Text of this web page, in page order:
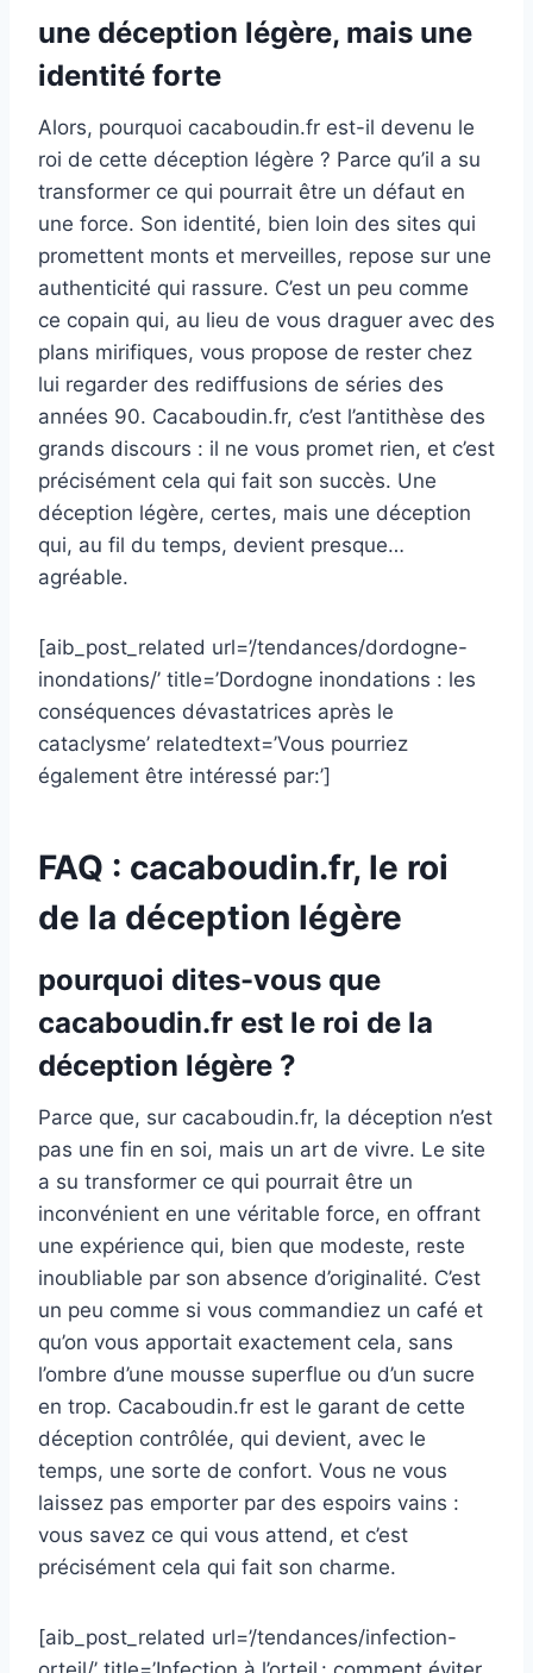
une déception légère, mais une
identité forte
Alors, pourquoi cacaboudin.fr est-il devenu le
roi de cette déception légère ? Parce qu’il a su
transformer ce qui pourrait être un défaut en
une force. Son identité, bien loin des sites qui
promettent monts et merveilles, repose sur une
authenticité qui rassure. C’est un peu comme
ce copain qui, au lieu de vous draguer avec des
plans mirifiques, vous propose de rester chez
lui regarder des rediffusions de séries des
années 90. Cacaboudin.fr, c’est l’antithèse des
grands discours : il ne vous promet rien, et c’est
précisément cela qui fait son succès. Une
déception légère, certes, mais une déception
qui, au fil du temps, devient presque…
agréable.
[aib_post_related url=’/tendances/dordogne-
inondations/’ title=’Dordogne inondations : les
conséquences dévastatrices après le
cataclysme’ relatedtext=’Vous pourriez
également être intéressé par:’]
FAQ : cacaboudin.fr, le roi
de la déception légère
pourquoi dites-vous que
cacaboudin.fr est le roi de la
déception légère ?
Parce que, sur cacaboudin.fr, la déception n’est
pas une fin en soi, mais un art de vivre. Le site
a su transformer ce qui pourrait être un
inconvénient en une véritable force, en offrant
une expérience qui, bien que modeste, reste
inoubliable par son absence d’originalité. C’est
un peu comme si vous commandiez un café et
qu’on vous apportait exactement cela, sans
l’ombre d’une mousse superflue ou d’un sucre
en trop. Cacaboudin.fr est le garant de cette
déception contrôlée, qui devient, avec le
temps, une sorte de confort. Vous ne vous
laissez pas emporter par des espoirs vains :
vous savez ce qui vous attend, et c’est
précisément cela qui fait son charme.
[aib_post_related url=’/tendances/infection-